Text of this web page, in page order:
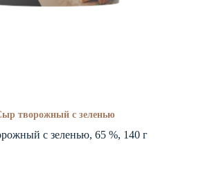
творожный с зеленью
с зеленью, 65 %, 140 г